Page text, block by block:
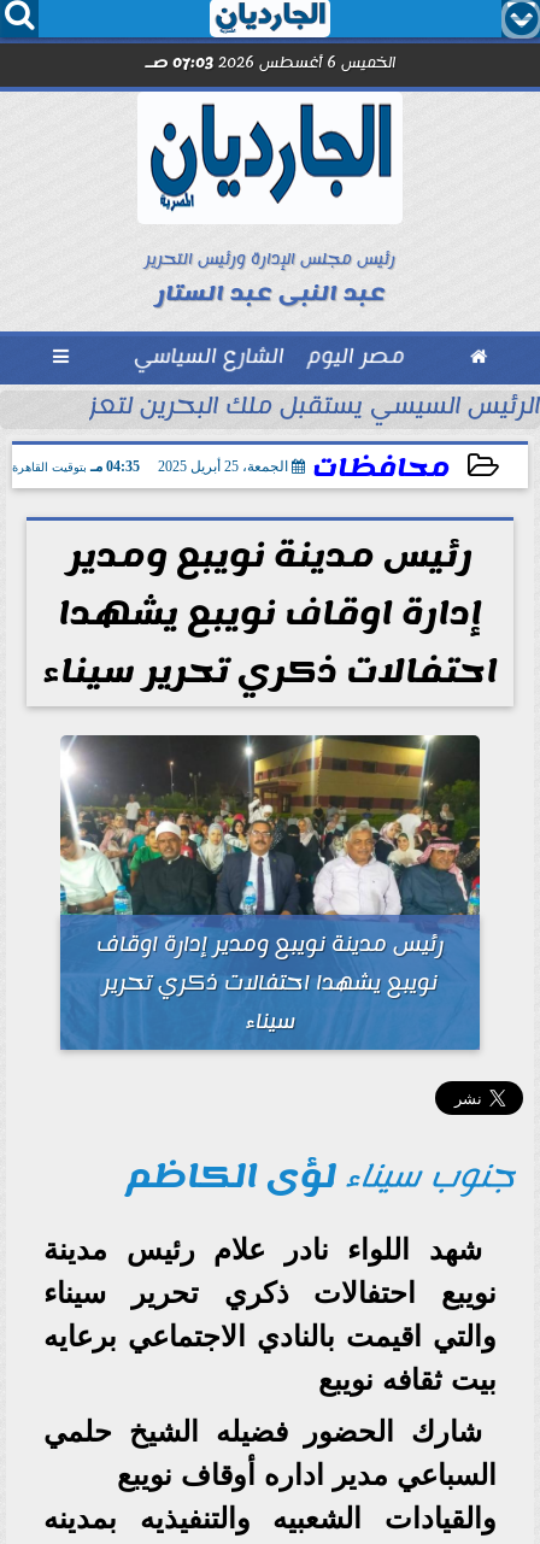
  
الخميس 6 أغسطس 2026 07:03 صـ
رئيس مجلس الإدارة ورئيس التحرير
عبد النبى عبد الستار
 مصر اليوم الشارع السياسي 
السكندري فى الأسبوع الأول
الرئيس السيسي يستقبل ملك البحرين لتعزيز
محافظات الجمعة، 25 أبريل 2025 04:35 مـ بتوقيت القاهرة
2025-04-25 16:35:20
رئيس مدينة نويبع ومدير
إدارة اوقاف نويبع يشهدا
احتفالات ذكري تحرير سيناء
رئيس مدينة نويبع ومدير إدارة اوقاف
نويبع يشهدا احتفالات ذكري تحرير
سيناء
جنوب سيناءلؤى الكاظم
شهد اللواء نادر علام رئيس مدينة
نويبع احتفالات ذكري تحرير سيناء
والتي اقيمت بالنادي الاجتماعي برعايه
بيت ثقافه نويبع
شارك الحضور فضيله الشيخ حلمي
السباعي مدير اداره أوقاف نويبع
والقيادات الشعبيه والتنفيذيه بمدينه